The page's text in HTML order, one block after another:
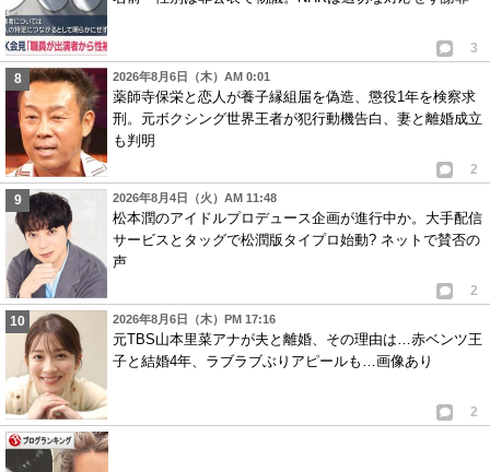
3
2026年8月6日（木）AM 0:01
薬師寺保栄と恋人が養子縁組届を偽造、懲役1年を検察求
刑。元ボクシング世界王者が犯行動機告白、妻と離婚成立
も判明
2
2026年8月4日（火）AM 11:48
松本潤のアイドルプロデュース企画が進行中か。大手配信
サービスとタッグで松潤版タイプロ始動? ネットで賛否の
声
2
2026年8月6日（木）PM 17:16
元TBS山本里菜アナが夫と離婚、その理由は…赤ベンツ王
子と結婚4年、ラブラブぶりアピールも…画像あり
2